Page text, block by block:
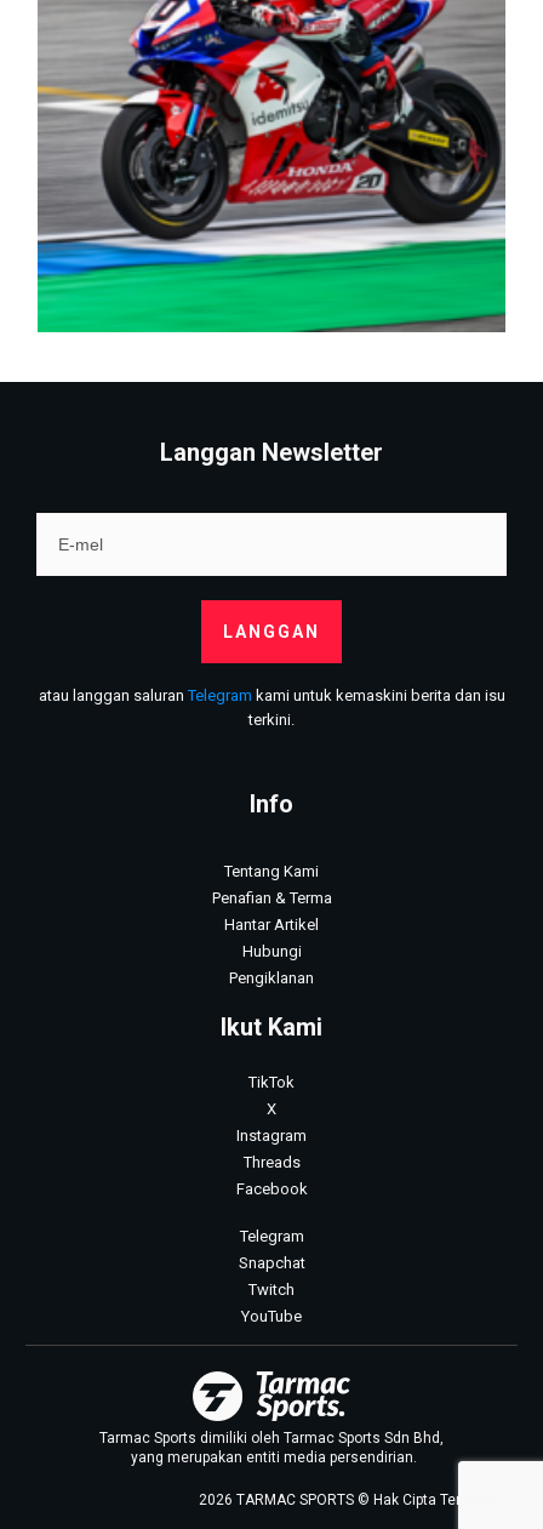
Langgan Newsletter
LANGGAN
atau langgan saluranTelegram kami untuk kemaskini berita dan isu
terkini.
Info
Tentang Kami
Penafian & Terma
Hantar Artikel
Hubungi
Pengiklanan
Ikut Kami
TikTok
X
Instagram
Threads
Facebook
Telegram
Snapchat
Twitch
YouTube
Tarmac Sports dimiliki oleh Tarmac Sports Sdn Bhd,
yang merupakan entiti media persendirian.
2026 TARMAC SPORTS © Hak Cipta Terpelihara.